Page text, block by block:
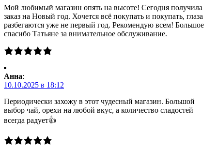
Мой любимый магазин опять на высоте! Сегодня получила
заказ на Новый год. Хочется всё покупать и покупать, глаза
разбегаются уже не первый год. Рекомендую всем! Большое
спасибо Татьяне за внимательное обслуживание.
Анна:
10.10.2025 в 18:12
Периодически захожу в этот чудесный магазин. Большой
выбор чай, орехи на любой вкус, а количество сладостей
всегда радует👍